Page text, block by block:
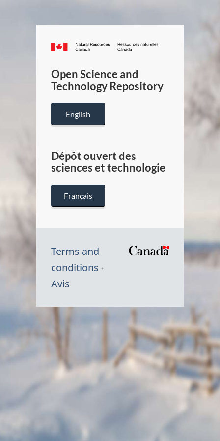
Canada.ca
/
Canada
Open Science and
Technology Repository
English
Dépôt ouvert des
sciences et technologie
Français
Terms and
conditions
Avis
Symbole
Canada